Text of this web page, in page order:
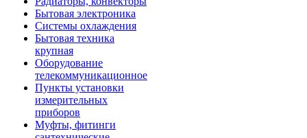
Бытовая электроника
Системы охлаждения
Бытовая техника
крупная
Оборудование
телекоммуникационное
Пункты установки
измерительных
приборов
Муфты, фитинги